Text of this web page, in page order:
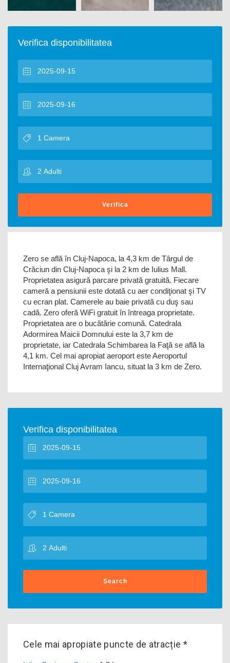
Verifica disponibilitatea
Verifica
Zero se află în Cluj-Napoca, la 4,3 km de Târgul de
Crăciun din Cluj-Napoca şi la 2 km de Iulius Mall.
Proprietatea asigură parcare privată gratuită. Fiecare
cameră a pensiunii este dotată cu aer condiţionat şi TV
cu ecran plat. Camerele au baie privată cu duş sau
cadă. Zero oferă WiFi gratuit în întreaga proprietate.
Proprietatea are o bucătărie comună. Catedrala
Adormirea Maicii Domnului este la 3,7 km de
proprietate, iar Catedrala Schimbarea la Faţă se află la
4,1 km. Cel mai apropiat aeroport este Aeroportul
Internaţional Cluj Avram Iancu, situat la 3 km de Zero.
Verifica disponibilitatea
Search
Cele mai apropiate puncte de atracție *